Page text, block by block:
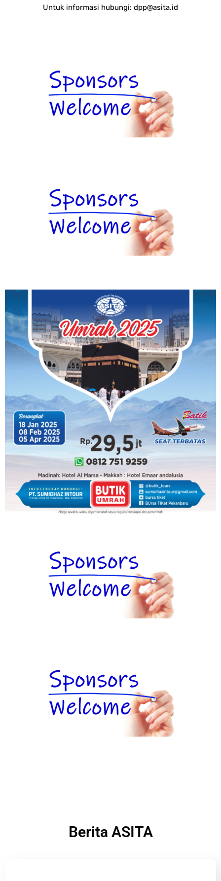
Untuk informasi hubungi: dpp@asita.id
Berita ASITA